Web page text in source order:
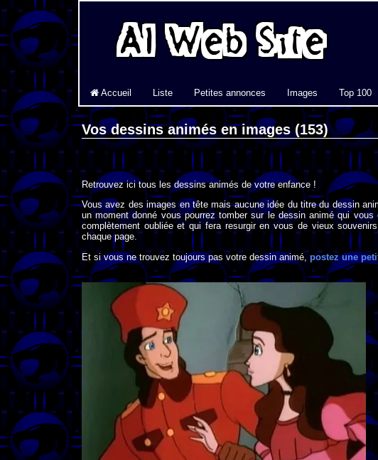
Accueil Liste Petites annonces Images Top 100
Vos dessins animés en images (153)
Retrouvez ici tous les dessins animés de votre enfance !
Vous avez des images en tête mais aucune idée du titre du dessin
un moment donné vous pourrez tomber sur le dessin animé qui
complètement oubliée et qui fera resurgir en vous de vieux
chaque page.
Et si vous ne trouvez toujours pas votre dessin animé, postez une